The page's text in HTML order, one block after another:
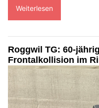
Weiterlesen
Roggwil TG: 60-
Frontalkollision im